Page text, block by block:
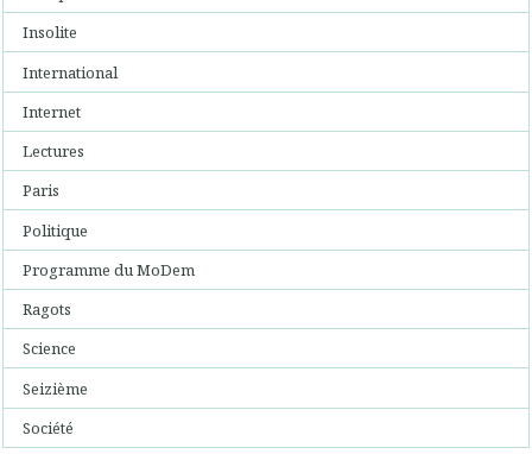
Insolite
International
Internet
Lectures
Paris
Politique
Programme du MoDem
Ragots
Science
Seizième
Société